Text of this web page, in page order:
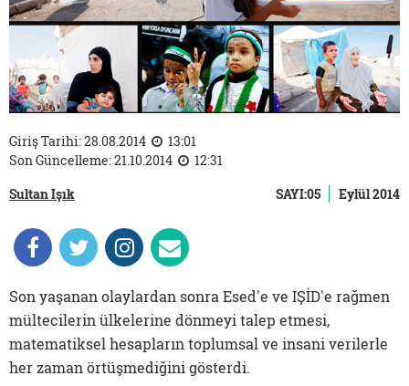
Giriş Tarihi: 28.08.2014
13:01
Son Güncelleme: 21.10.2014
12:31
Sultan Işık
SAYI:05 Eylül 2014
Son yaşanan olaylardan sonra Esed'e ve IŞİD'e rağmen
mültecilerin ülkelerine dönmeyi talep etmesi,
matematiksel hesapların toplumsal ve insani verilerle
her zaman örtüşmediğini gösterdi.